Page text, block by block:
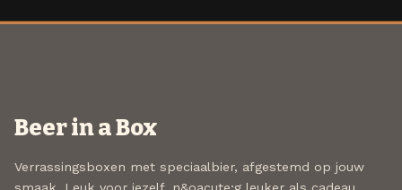
Beer in a Box
Verrassingsboxen met speciaalbier, afgestemd op jouw